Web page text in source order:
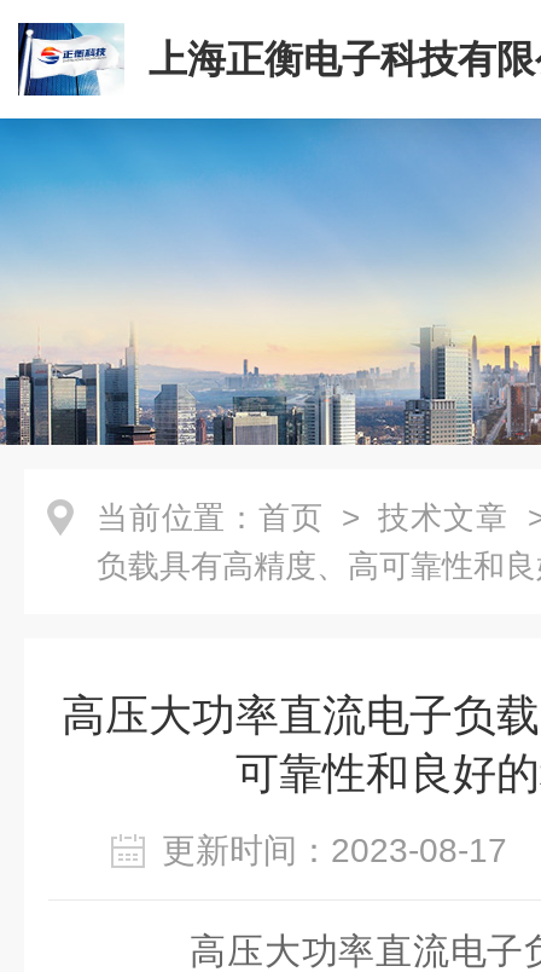
上海正衡电子科技有
当前位置： 首页 > 技术文章
负载具有高精度、高可靠性和
高压大功率直流电子负
可靠性和良好
更新时间：2023-08-
高压大功率直流电子